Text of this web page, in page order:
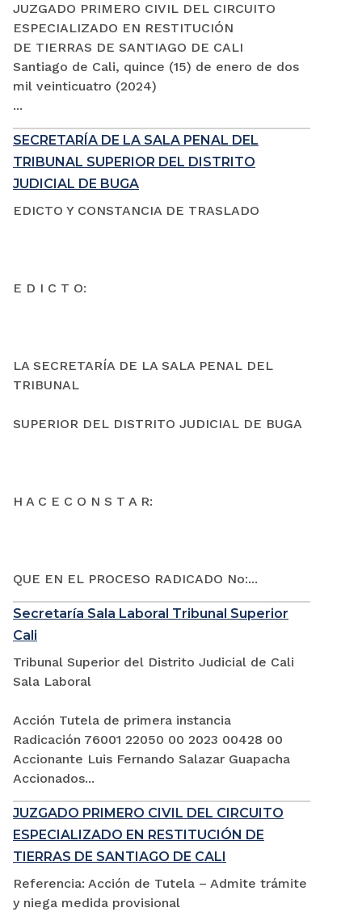
JUZGADO PRIMERO CIVIL DEL CIRCUITO
ESPECIALIZADO EN RESTITUCIÓN
DE TIERRAS DE SANTIAGO DE CALI
Santiago de Cali, quince (15) de enero de dos
mil veinticuatro (2024)
...
SECRETARÍA DE LA SALA PENAL DEL
TRIBUNAL SUPERIOR DEL DISTRITO
JUDICIAL DE BUGA
EDICTO Y CONSTANCIA DE TRASLADO
E D I C T O:
LA SECRETARÍA DE LA SALA PENAL DEL
TRIBUNAL
SUPERIOR DEL DISTRITO JUDICIAL DE BUGA
H A C E C O N S T A R:
QUE EN EL PROCESO RADICADO No:...
Secretaría Sala Laboral Tribunal Superior
Cali
Tribunal Superior del Distrito Judicial de Cali
Sala Laboral
Acción Tutela de primera instancia
Radicación 76001 22050 00 2023 00428 00
Accionante Luis Fernando Salazar Guapacha
Accionados...
JUZGADO PRIMERO CIVIL DEL CIRCUITO
ESPECIALIZADO EN RESTITUCIÓN DE
TIERRAS DE SANTIAGO DE CALI
Referencia: Acción de Tutela – Admite trámite
y niega medida provisional